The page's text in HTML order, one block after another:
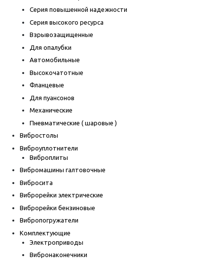
Серия повышенной надежности
Серия высокого ресурса
Взрывозащищенные
Для опалубки
Автомобильные
Высокочатотные
Фланцевые
Для пуансонов
Механические
Пневматические ( шаровые )
Вибростолы
Виброуплотнители
Виброплиты
Вибромашины галтовочные
Вибросита
Виброрейки электрические
Виброрейки бензиновые
Вибропогружатели
Комплектующие
Электроприводы
Вибронаконечники